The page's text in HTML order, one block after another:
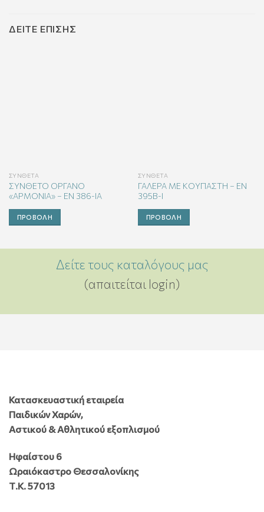
ΔΕΊΤΕ ΕΠΊΣΗΣ
ΣΎΝΘΕΤΑ
ΣΥΝΘΕΤΟ ΟΡΓΑΝΟ
«ΑΡΜΟΝΙΑ» – EN 386-ΙA
ΠΡΟΒΟΛΉ
ΣΎΝΘΕΤΑ
ΓΑΛΕΡΑ ΜΕ ΚΟΥΠΑΣΤΗ – EN
395Β-Ι
ΠΡΟΒΟΛΉ
Δείτε τους καταλόγους μας
(απαιτείται login)
Κατασκευαστική εταιρεία
Παιδικών Χαρών,
Αστικού & Αθλητικού εξοπλισμού
Ηφαίστου 6
Ωραιόκαστρο Θεσσαλονίκης
Τ.Κ. 57013